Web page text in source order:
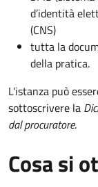
d’identità
(CNS)
tutta la
della pratica.
L'istanza può
sottoscrivere la
dal procuratore.
Cosa si